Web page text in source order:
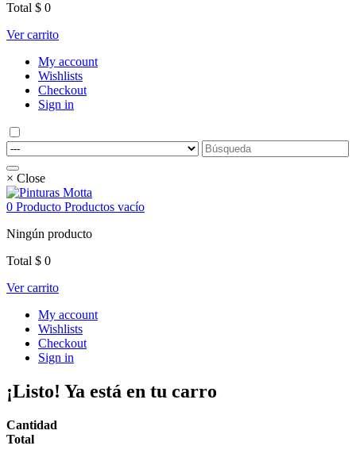
Total $ 0
Ver carrito
My account
Wishlists
Checkout
Sign in
× Close
0 Producto Productos vacío
Ningún producto
Total $ 0
Ver carrito
My account
Wishlists
Checkout
Sign in
¡Listo! Ya está en tu carro
Cantidad
Total